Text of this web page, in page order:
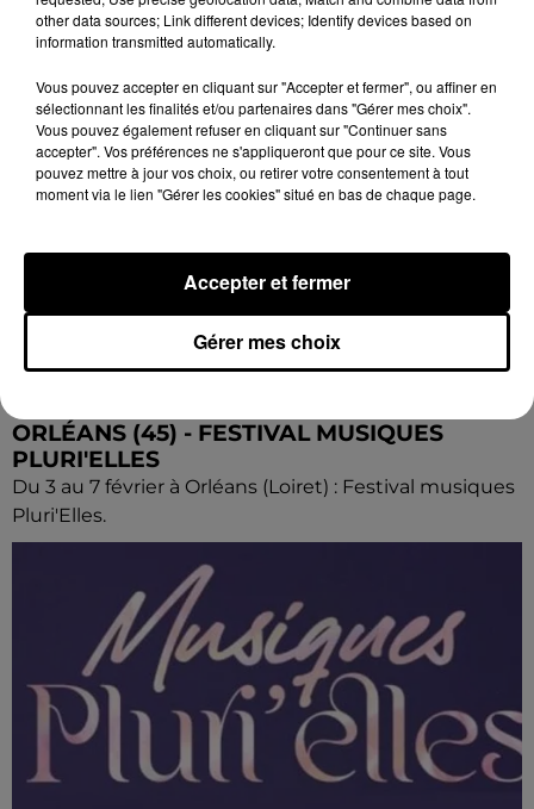
ORLÉANS (45) - FESTIVAL MUSIQUES
PLURI'ELLES
Du 3 au 7 février à Orléans (Loiret) : Festival musiques
Pluri'Elles.
other data sources; Link different devices; Identify devices based on
information transmitted automatically.
Vous pouvez accepter en cliquant sur "Accepter et fermer", ou affiner en
sélectionnant les finalités et/ou partenaires dans "Gérer mes choix".
Vous pouvez également refuser en cliquant sur "Continuer sans
accepter". Vos préférences ne s'appliqueront que pour ce site. Vous
pouvez mettre à jour vos choix, ou retirer votre consentement à tout
moment via le lien "Gérer les cookies" situé en bas de chaque page.
Gérer mes choix
Accepter et fermer